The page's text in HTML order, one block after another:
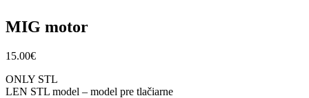
MIG motor
15.00€
ONLY STL
LEN STL model – model pre tlačiarne